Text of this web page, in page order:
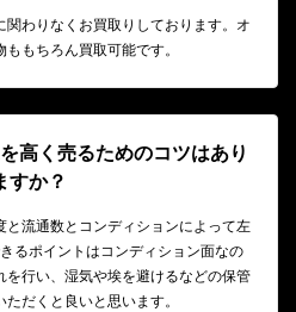
関わりなくお買取りしております。オ
もちろん買取可能です。
高く売るためのコツはあり
すか？
と流通数とコンディションによって左
るポイントはコンディション面なの
を行い、湿気や埃を避けるなどの保管
だくと良いと思います。